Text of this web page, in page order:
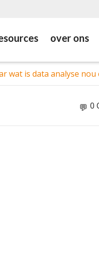
over ons
wat is data analyse nou
0